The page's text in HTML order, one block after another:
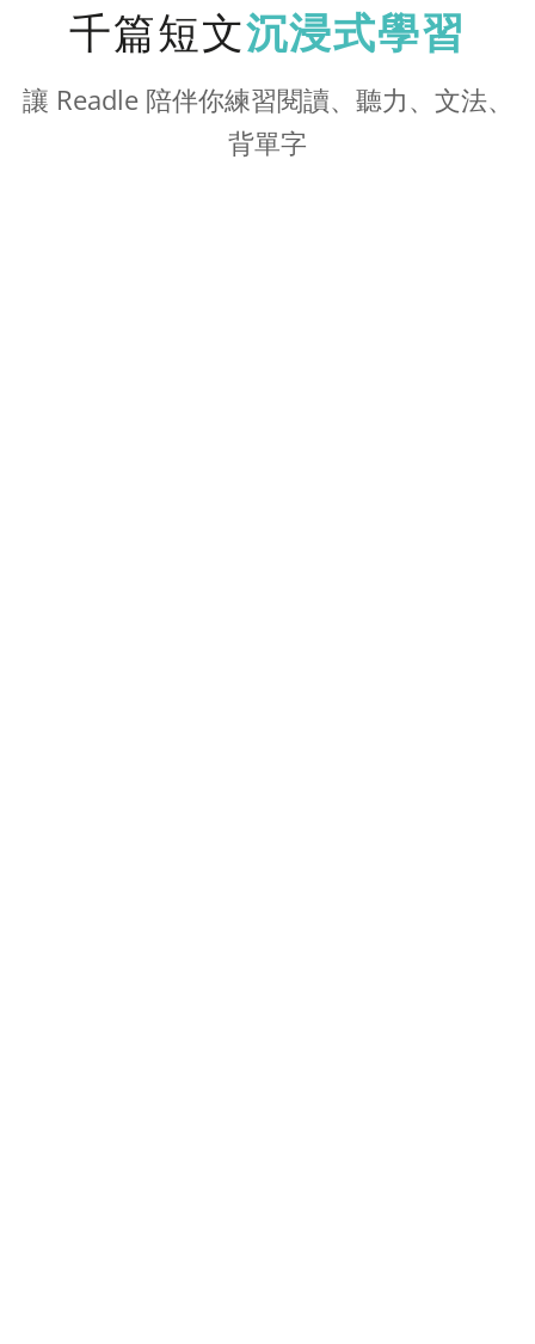
千篇短文沉浸式學習
讓 Readle 陪伴你練習閱讀、聽力、文法、
背單字